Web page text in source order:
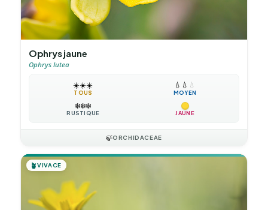
Ophrys jaune
Ophrys lutea
☀️☀️☀️
TOUS
💧 💧 💧
MOYEN
❄️❄️❄️
RUSTIQUE JAUNE
🍃ORCHIDACEAE
🪴VIVACE